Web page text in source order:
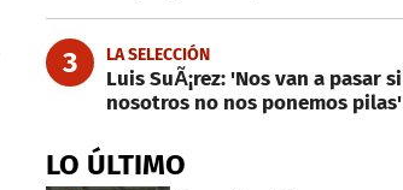
3 LA SELECCIÓN
Luis SuÃ¡rez: 'Nos van a pasar si
nosotros no nos ponemos pilas'
LO ÚLTIMO